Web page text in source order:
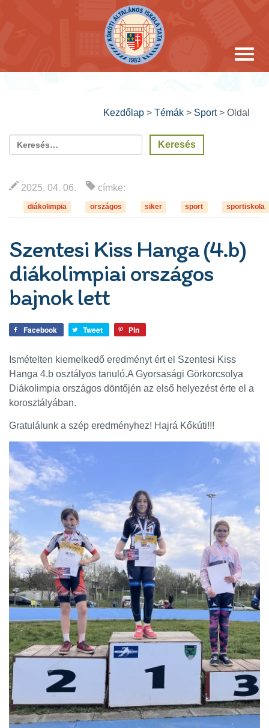
Kezdőlap > Témák > Sport> Oldal
2025. 04. 06. címke:
diákolimpia országos siker sport sportiskola
Szentesi Kiss Hanga (4.b)
diákolimpiai országos
bajnok lett
Facebook Tweet Pin
Ismételten kiemelkedő eredményt ért el Szentesi Kiss
Hanga 4.b osztályos tanuló.A Gyorsasági Görkorcsolya
Diákolimpia országos döntőjén az első helyezést érte el a
korosztályában.
Gratulálunk a szép eredményhez! Hajrá Kőkúti!!!